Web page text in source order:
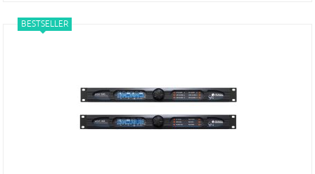
BESTSELLER